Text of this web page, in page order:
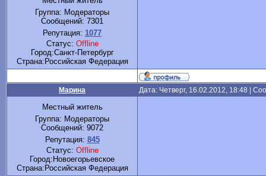
Группа: Модераторы
Сообщений: 7301
Репутация: 1077
Статус: Offline
Город:Санкт-Петербург
Cтрана:Российская Федерация
Марина Дата: Четверг, 16.02.2012, 18:48 |
Местный житель
Группа: Модераторы
Сообщений: 9072
Репутация: 845
Статус: Offline
Город:Новоегорьевское
Cтрана:Российская Федерация